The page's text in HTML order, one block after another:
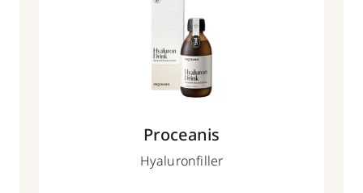
Proceanis
Hyaluronfiller